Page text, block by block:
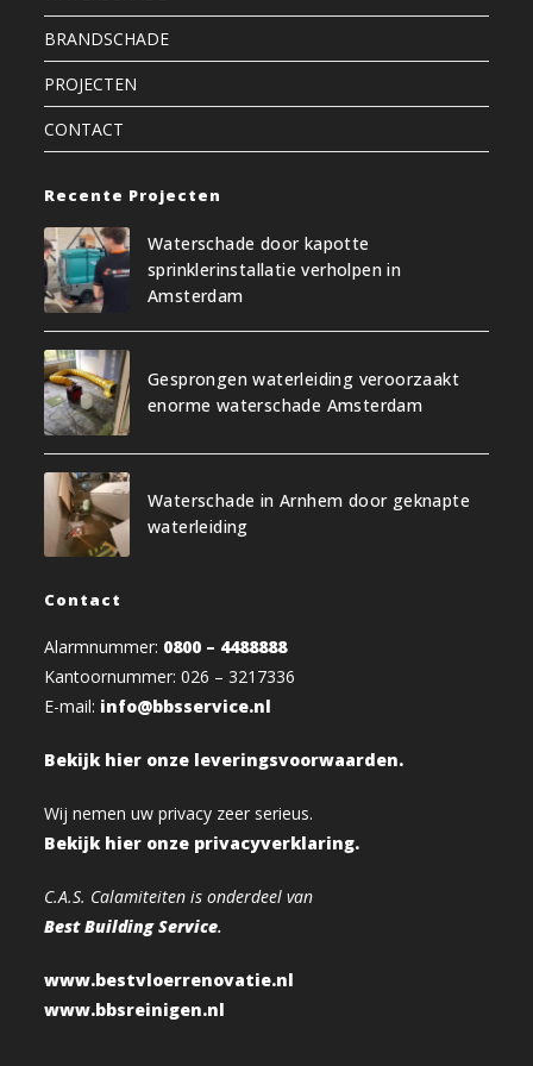
BRANDSCHADE
PROJECTEN
CONTACT
Recente Projecten
Waterschade door kapotte
sprinklerinstallatie verholpen in
Amsterdam
Gesprongen waterleiding veroorzaakt
enorme waterschade Amsterdam
Waterschade in Arnhem door geknapte
waterleiding
Contact
Alarmnummer: 0800 – 4488888
Kantoornummer: 026 – 3217336
E-mail: info@bbsservice.nl
Bekijk hier onze leveringsvoorwaarden.
Wij nemen uw privacy zeer serieus.
Bekijk hier onze privacyverklaring.
C.A.S. Calamiteiten is onderdeel van
Best Building Service.
www.bestvloerrenovatie.nl
www.bbsreinigen.nl